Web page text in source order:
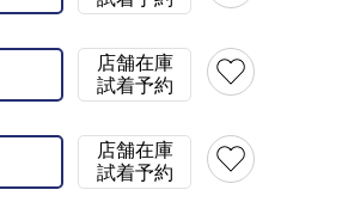
店舗在庫
試着予約
店舗在庫
試着予約